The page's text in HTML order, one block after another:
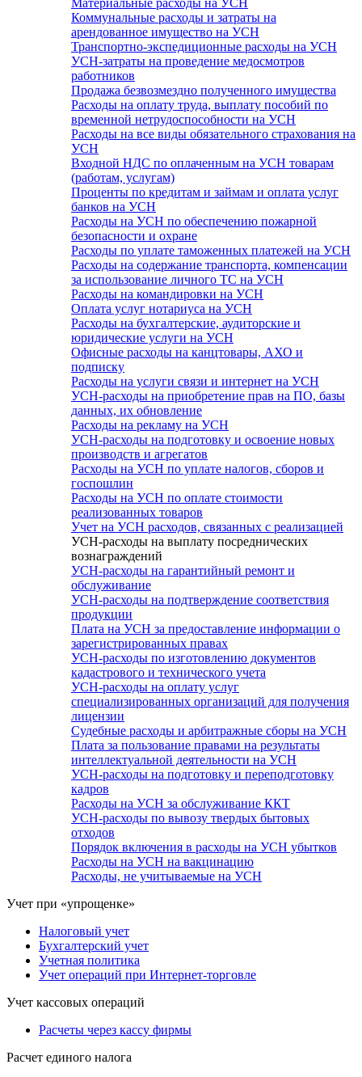
Материальные расходы на УСН
Коммунальные расходы и затраты на
арендованное имущество на УСН
Транспортно-экспедиционные расходы на УСН
УСН-затраты на проведение медосмотров
работников
Продажа безвозмездно полученного имущества
Расходы на оплату труда, выплату пособий по
временной нетрудоспособности на УСН
Расходы на все виды обязательного страхования на
УСН
Входной НДС по оплаченным на УСН товарам
(работам, услугам)
Проценты по кредитам и займам и оплата услуг
банков на УСН
Расходы на УСН по обеспечению пожарной
безопасности и охране
Расходы по уплате таможенных платежей на УСН
Расходы на содержание транспорта, компенсации
за использование личного ТС на УСН
Расходы на командировки на УСН
Оплата услуг нотариуса на УСН
Расходы на бухгалтерские, аудиторские и
юридические услуги на УСН
Офисные расходы на канцтовары, АХО и
подписку
Расходы на услуги связи и интернет на УСН
УСН-расходы на приобретение прав на ПО, базы
данных, их обновление
Расходы на рекламу на УСН
УСН-расходы на подготовку и освоение новых
производств и агрегатов
Расходы на УСН по уплате налогов, сборов и
госпошлин
Расходы на УСН по оплате стоимости
реализованных товаров
Учет на УСН расходов, связанных с реализацией
УСН-расходы на выплату посреднических
вознаграждений
УСН-расходы на гарантийный ремонт и
обслуживание
УСН-расходы на подтверждение соответствия
продукции
Плата на УСН за предоставление информации о
зарегистрированных правах
УСН-расходы по изготовлению документов
кадастрового и технического учета
УСН-расходы на оплату услуг
специализированных организаций для получения
лицензии
Судебные расходы и арбитражные сборы на УСН
Плата за пользование правами на результаты
интеллектуальной деятельности на УСН
УСН-расходы на подготовку и переподготовку
кадров
Расходы на УСН за обслуживание ККТ
УСН-расходы по вывозу твердых бытовых
отходов
Порядок включения в расходы на УСН убытков
Расходы на УСН на вакцинацию
Расходы, не учитываемые на УСН
Учет при «упрощенке»
Налоговый учет
Бухгалтерский учет
Учетная политика
Учет операций при Интернет-торговле
Учет кассовых операций
Расчеты через кассу фирмы
Расчет единого налога